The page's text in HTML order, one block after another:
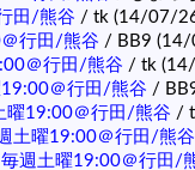
田/熊谷 / tk (14/07/
行田/熊谷 / BB9 (14/
＠行田/熊谷 / tk
＠行田/熊谷 /
曜19:00＠行田/熊谷 /
土曜19:00＠行田/熊谷
週土曜19:00＠行田/